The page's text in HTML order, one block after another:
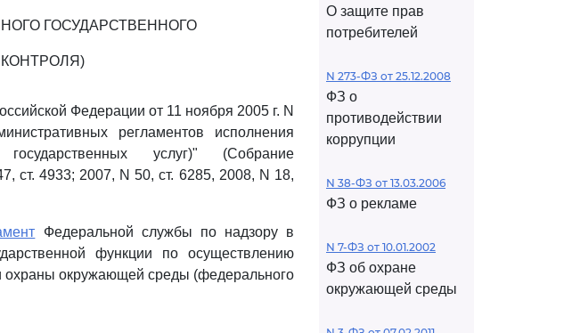
ГОСУДАРСТВЕННОГО
Федерации от 11 ноября 2005 г. N
регламентов исполнения
услуг)" (Собрание
ст. 4933; 2007, N 50, ст. 6285, 2008, N 18,
Федеральной службы по надзору в
функции по осуществлению
охраны окружающей среды (федерального
О защите прав
потребителей
N 273-ФЗ от 25.12.2008
ФЗ о
противодействии
коррупции
N 38-ФЗ от 13.03.2006
ФЗ о рекламе
N 7-ФЗ от 10.01.2002
ФЗ об охране
окружающей среды